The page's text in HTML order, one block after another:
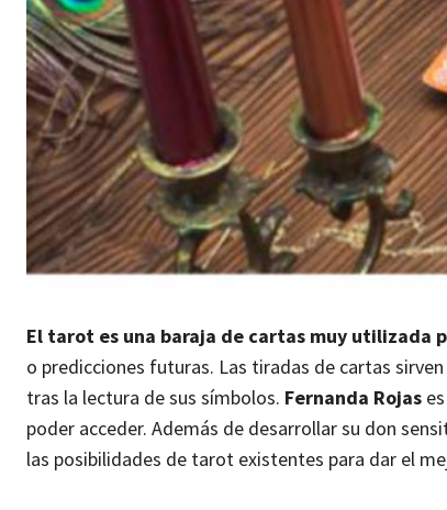
El tarot es una baraja de cartas muy utilizada
o predicciones futuras. Las tiradas de cartas
tras la lectura de sus símbolos. Fernanda Rojas
poder acceder. Además de desarrollar su don
las posibilidades de tarot existentes para dar el